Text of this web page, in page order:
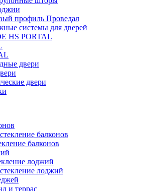
профиль Проведал
системы для дверей
HS PORTAL
двери
двери
балконов
балконов
лоджий
лоджий
и террас